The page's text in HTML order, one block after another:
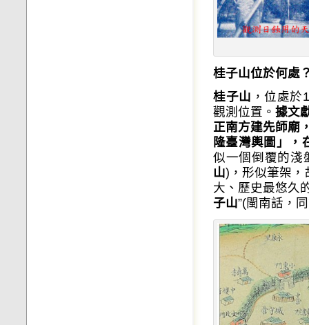
桂子山位於何處
桂子山 ，位處
觀測位置。據文
正南方建先師廟
隆臺灣輿圖」，
似一個倒覆的淺
山)，形似筆架，
大、歷史最悠久
子山”(閩南話，